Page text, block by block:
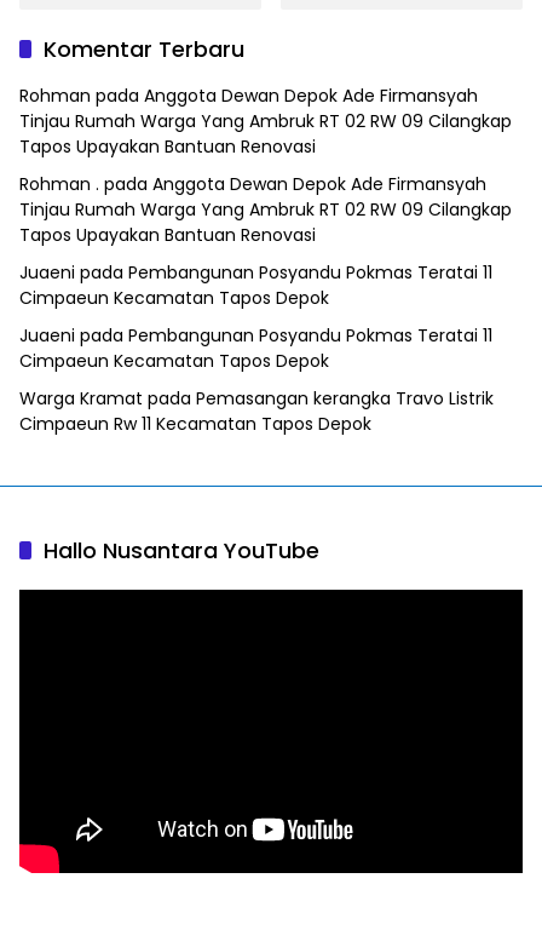
Komentar Terbaru
Rohman pada Anggota Dewan Depok Ade Firmansyah
Tinjau Rumah Warga Yang Ambruk RT 02 RW 09 Cilangkap
Tapos Upayakan Bantuan Renovasi
Rohman . pada Anggota Dewan Depok Ade Firmansyah
Tinjau Rumah Warga Yang Ambruk RT 02 RW 09 Cilangkap
Tapos Upayakan Bantuan Renovasi
Juaeni pada Pembangunan Posyandu Pokmas Teratai 11
Cimpaeun Kecamatan Tapos Depok
Juaeni pada Pembangunan Posyandu Pokmas Teratai 11
Cimpaeun Kecamatan Tapos Depok
Warga Kramat pada Pemasangan kerangka Travo Listrik
Cimpaeun Rw 11 Kecamatan Tapos Depok
Hallo Nusantara YouTube